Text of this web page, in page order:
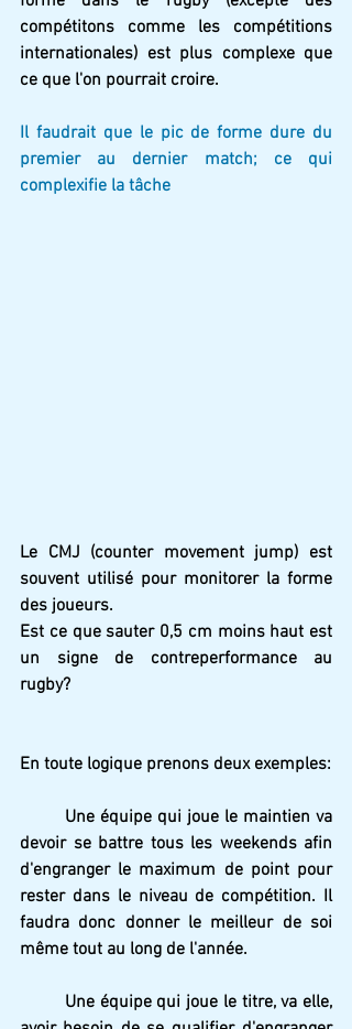
compétitons comme les compétitions
internationales) est plus complexe que
ce que l'on pourrait croire.
Il faudrait que le pic de forme dure du
premier au dernier match; ce qui
complexifie la tâche
Le CMJ (counter movement jump) est
souvent utilisé pour monitorer la forme
des joueurs.
Est ce que sauter 0,5 cm moins haut est
un signe de contreperformance au
rugby?
En toute logique prenons deux exemples:
Une équipe qui joue le maintien va
devoir se battre tous les weekends afin
d'engranger le maximum de point pour
rester dans le niveau de compétition. Il
faudra donc donner le meilleur de soi
même tout au long de l'année.
Une équipe qui joue le titre, va elle,